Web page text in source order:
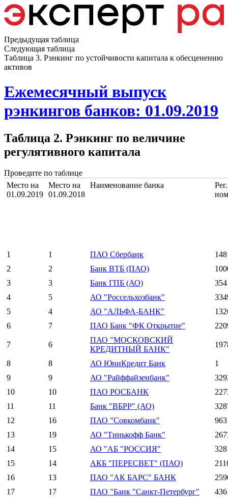
Предыдущая таблица
Следующая таблица
Таблица 3. Рэнкинг по устойчивости капитала к обесценению
активов
Ежемесячный выпуск
рэнкингов банков: 01.09.2019
Таблица 2. Рэнкинг по величине
регулятивного капитала
Проведите по таблице
Место на
01.09.2019
Место на
01.09.2018
Наименование банка
Рег.
1 1 ПАО Сбербанк
2
2 Банк ВТБ (ПАО)
3
3 Банк ГПБ (АО)
354
4
5 АО "Россельхозбанк"
5
4 АО "АЛЬФА-БАНК"
6
7 ПАО Банк "ФК Открытие"
7 6
ПАО "МОСКОВСКИЙ
КРЕДИТНЫЙ БАНК"
8 8 АО ЮниКредит Банк
1
9
9 АО "Райффайзенбанк"
10
10 ПАО РОСБАНК
11
11 Банк "ВБРР" (АО)
12
16 ПАО "Совкомбанк"
963
13
19 АО "Тинькофф Банк"
14
15 АО "АБ "РОССИЯ"
328
15
14 АКБ "ПЕРЕСВЕТ" (ПАО)
16
13 ПАО "АК БАРС" БАНК
17
17 ПАО "Банк "Санкт-Петербург"
436